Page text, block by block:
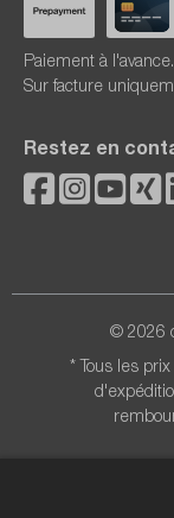
Paiement à l'avance.
Sur facture
Restez en
© 2026
* Tous les